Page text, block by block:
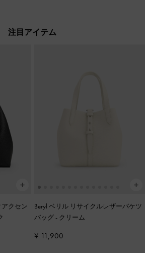
注目アイテム
アクセン
Beryl ベリル リサイクルレザーバケツ
バッグ- クリーム
¥ 11,900